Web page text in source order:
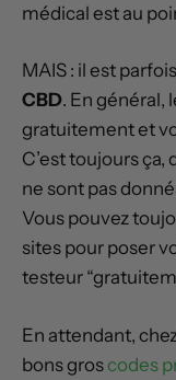
médical est au
MAIS : il est
CBD. En général,
gratuitement et
C’est toujours ça,
ne sont pas
Vous pouvez
sites pour poser
testeur
En attendant,
bons gros codes